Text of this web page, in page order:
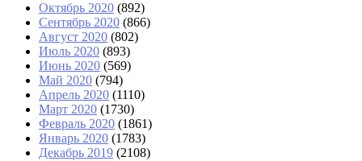
Октябрь 2020 (892)
Сентябрь 2020 (866)
Август 2020 (802)
Июль 2020 (893)
Июнь 2020 (569)
Май 2020 (794)
Апрель 2020 (1110)
Март 2020 (1730)
Февраль 2020 (1861)
Январь 2020 (1783)
Декабрь 2019 (2108)